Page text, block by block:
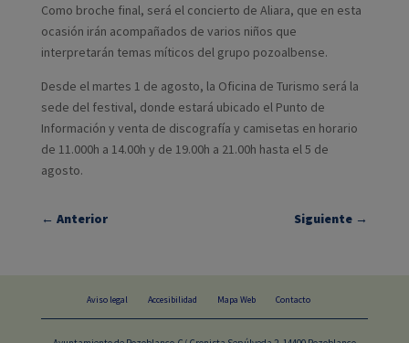
Como broche final, será el concierto de Aliara, que en esta
ocasión irán acompañados de varios niños que
interpretarán temas míticos del grupo pozoalbense.
Desde el martes 1 de agosto, la Oficina de Turismo será la
sede del festival, donde estará ubicado el Punto de
Información y venta de discografía y camisetas en horario
de 11.000h a 14.00h y de 19.00h a 21.00h hasta el 5 de
agosto.
← Anterior Siguiente →
Aviso legal Accesibilidad Mapa Web Contacto